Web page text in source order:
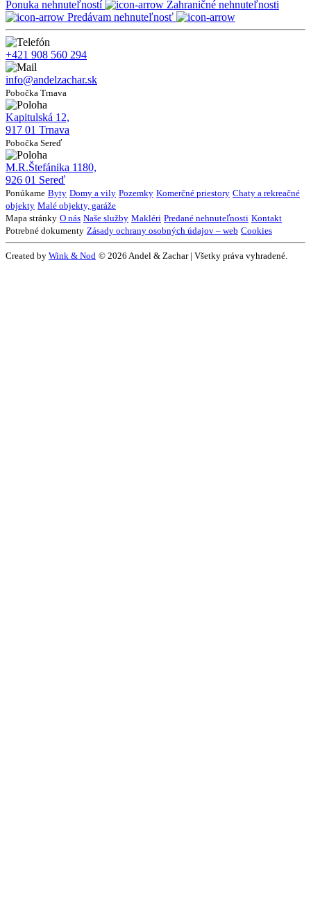
Ponuka nehnuteľností
Zahraničné nehnuteľnosti
Predávam nehnuteľnosť
+421 908 560 294
info@andelzachar.sk
Pobočka Trnava
Kapitulská 12,
917 01 Trnava
Pobočka Sereď
M.R.Štefánika 1180,
926 01 Sereď
Ponúkame Byty Domy a vily Pozemky Komerčné priestory Chaty a rekreačné
objekty Malé objekty, garáže
Mapa stránky O nás Naše služby Makléri Predané nehnuteľnosti Kontakt
Potrebné dokumenty Zásady ochrany osobných údajov – web Cookies
Created by Wink & Nod © 2026 Andel & Zachar | Všetky práva vyhradené.